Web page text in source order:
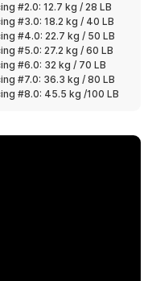
besar sesuai target ikan.
hingga ikan laut
teknik memancing Anda.
Strand Fishing Line
#2.0: 12.7 kg / 28 LB
#3.0: 18.2 kg / 40 LB
#4.0: 22.7 kg / 50 LB
#5.0: 27.2 kg / 60 LB
#6.0: 32 kg / 70 LB
#7.0: 36.3 kg / 80 LB
#8.0: 45.5 kg /100 LB